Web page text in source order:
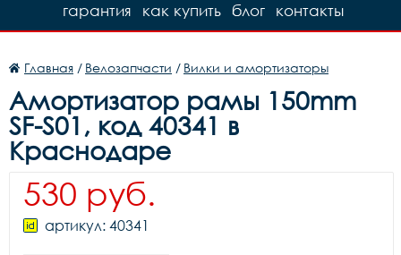
контакты
блог
как купить
гарантия
Главная / Велозапчасти / Вилки и амортизаторы
Амортизатор рамы 150mm
SF-S01, код 40341 в
Краснодаре
530 руб.
артикул: 40341